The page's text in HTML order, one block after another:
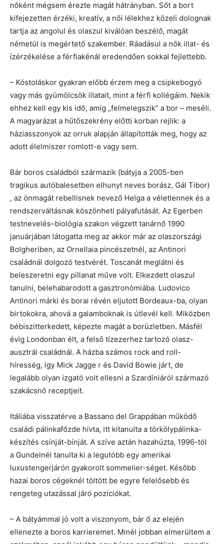
nőként mégsem érezte magát hátrányban. Sőt a bort
kifejezetten érzéki, kreatív, a női lélekhez közeli dolognak
tartja az angolul és olaszul kiválóan beszélő, magát
németül is megértető szakember. Ráadásul a nők illat- és
ízérzékelése a férfiakénál eredendően sokkal fejlettebb.
– Kóstoláskor gyakran előbb érzem meg a csipkebogyó
vagy más gyümölcsök illatait, mint a férfi kollégáim. Nekik
ehhez kell egy kis idő, amíg „felmelegszik” a bor – meséli.
A magyarázat a hűtőszekrény előtti korban rejlik: a
háziasszonyok az orruk alapján állapították meg, hogy az
adott élelmiszer romlott-e vagy sem.
Bár boros családból származik (bátyja a 2005-ben
tragikus autóbalesetben elhunyt neves borász, Gál Tibor)
, az önmagát rebellisnek nevező Helga a véletlennek és a
rendszerváltásnak köszönheti pályafutását. Az Egerben
testnevelés–biológia szakon végzett tanárnő 1990
januárjában látogatta meg az akkor már az olaszországi
Bolgheriben, az Ornellaia pincészetnél, az Antinori
családnál dolgozó testvérét. Toscanát meglátni és
beleszeretni egy pillanat műve volt. Elkezdett olaszul
tanulni, belehabarodott a gasztronómiába. Ludovico
Antinori márki és borai révén eljutott Bordeaux-ba, olyan
birtokokra, ahová a galamboknak is útlevél kell. Miközben
bébiszitterkedett, képezte magát a borüzletben. Másfél
évig Londonban élt, a felső tízezerhez tartozó olasz-
ausztrál családnál. A házba számos rock and roll-
híresség, így Mick Jagge r és David Bowie járt, de
legalább olyan izgató volt ellesni a Szardíniáról származó
szakácsnő receptjeit.
Itáliába visszatérve a Bassano del Grappában működő
családi pálinkafőzde hívta, itt kitanulta a törkölypálinka-
készítés csínját-bínját. A szíve aztán hazahúzta, 1996-tól
a Gundelnél tanulta ki a legutóbb egy amerikai
luxustengerjárón gyakorolt sommelier-séget. Később
hazai boros cégeknél töltött be egyre felelősebb és
rengeteg utazással járó pozíciókat.
– A bátyámmal jó volt a viszonyom, bár ő az elején
ellenezte a boros karrieremet. Minél jobban elmerültem a